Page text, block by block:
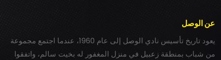
عن الوصل
يعود تاريخ تأسيس نادي الوصل إلى عام 1960، عندما اجتمع مجموعة
من شباب بمنطقة زعبيل في منزل المغفور له بخيت سالم، واتفقوا